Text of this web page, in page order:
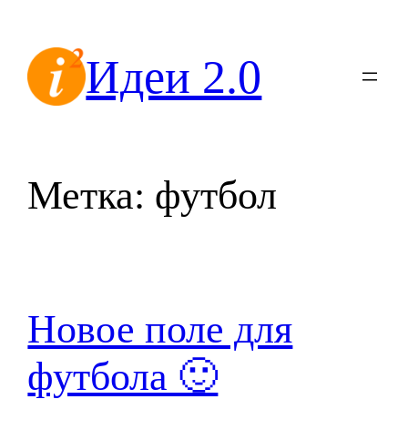
содержимомуИдеи 2.0
Метка: футбол
Новое поле для
футбола 🙂